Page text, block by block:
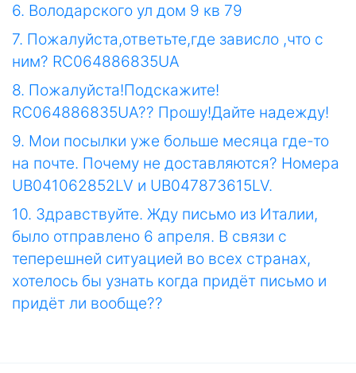
6. Володарского ул дом 9 кв 79
7. Пожалуйста,ответьте,где зависло ,что с
ним? RC064886835UA
8. Пожалуйста!Подскажите!
RC064886835UA?? Прошу!Дайте надежду!
9. Мои посылки уже больше месяца где-то
на почте. Почему не доставляются? Номера
UB041062852LV и UB047873615LV.
10. Здравствуйте. Жду письмо из Италии,
было отправлено 6 апреля. В связи с
теперешней ситуацией во всех странах,
хотелось бы узнать когда придёт письмо и
придёт ли вообще??